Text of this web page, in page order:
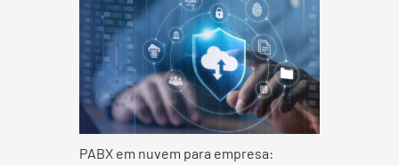
PABX em nuvem para empresa: